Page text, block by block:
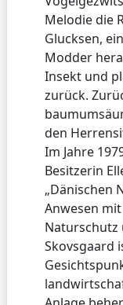
Melodie die
Glucksen,
Modder
Insekt und
zurück.
den
Im Jahre
Besitzerin
„Dänischen
Anwesen
Naturschutz
Skovsgaard